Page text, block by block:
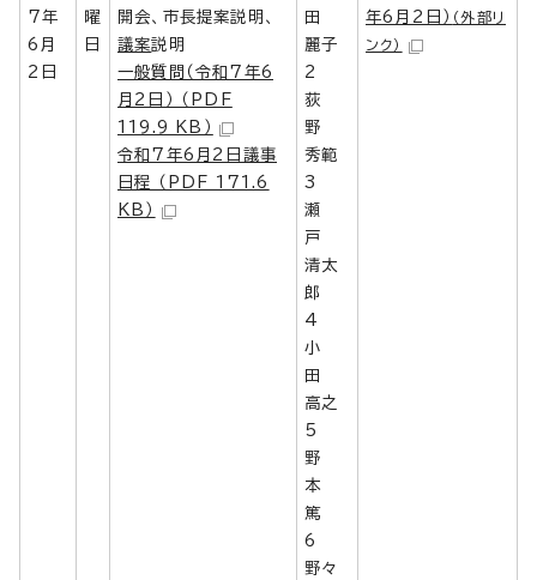
7年
6月
2日
曜
日
開会、市長提案説明、
議案説明
一般質問（令和7年6
月2日） （PDF
119.9 KB）
令和7年6月2日議事
日程 （PDF 171.6
KB）
田
麗子
2
荻
野
秀範
3
瀬
戸
清太
郎
4
小
田
高之
5
野
本
篤
6
野々
年6月2日） （外部リ
ンク）